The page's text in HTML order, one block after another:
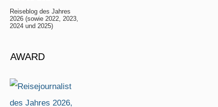
Reiseblog des Jahres
2026 (sowie 2022, 2023,
2024 und 2025)
AWARD